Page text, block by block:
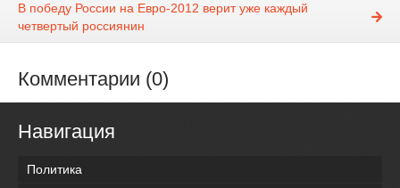
В победу России на Евро-2012 верит уже каждый
четвертый россиянин
Комментарии (0)
Навигация
Политика